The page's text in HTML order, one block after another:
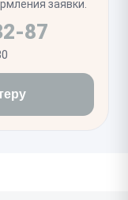
без
заявки.
87